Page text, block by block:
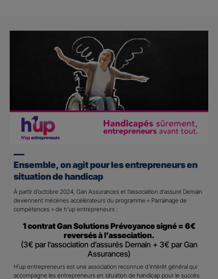
Ensemble, on agit pour les entrepreneurs en
situation de handicap
À partir d’octobre 2024, Gan Assurances et l’association d’assuré Demain
deviennent mécènes accélérateurs du programme « Parrainage de
compétences » de h’up entrepreneurs :
1 contrat Gan Solutions Prévoyance signé = 6€
reversés à l’association.
(3€ par l’association d’assurés Demain + 3€ par Gan
Assurances)
H’up entrepreneurs est une association reconnue d’intérêt général qui
accompagne les entrepreneurs en situation de handicap pour le succès